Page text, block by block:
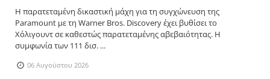
Η παρατεταμένη δικαστική μάχη για τη συγχώνευση της
Paramount με τη Warner Bros. Discovery έχει βυθίσει το
Χόλιγουντ σε καθεστώς παρατεταμένης αβεβαιότητας. Η
συμφωνία των 111 δισ. ...
06 Αυγούστου 2026